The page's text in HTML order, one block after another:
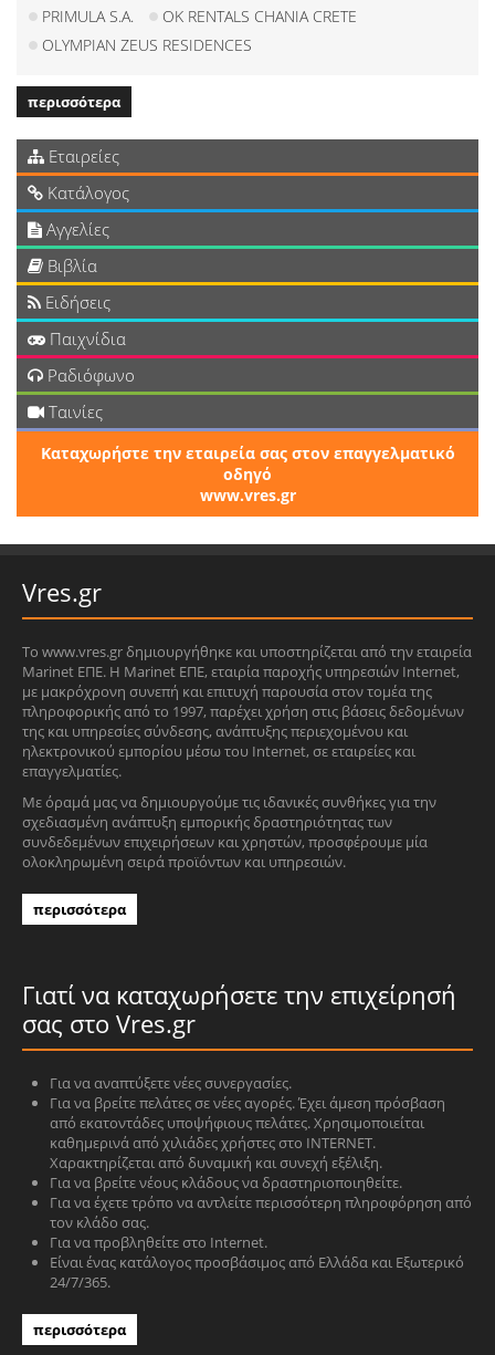
PRIMULA S.A.
OK RENTALS CHANIA CRETE
OLYMPIAN ZEUS RESIDENCES
περισσότερα
Εταιρείες
Κατάλογος
Αγγελίες
Βιβλία
Ειδήσεις
Παιχνίδια
Ραδιόφωνο
Ταινίες
Καταχωρήστε την εταιρεία σας στον επαγγελματικό
οδηγό
www.vres.gr
Vres.gr
Το www.vres.gr δημιουργήθηκε και υποστηρίζεται από την εταιρεία
Marinet ΕΠΕ. Η Marinet ΕΠΕ, εταιρία παροχής υπηρεσιών Internet,
με μακρόχρονη συνεπή και επιτυχή παρουσία στον τομέα της
πληροφορικής από το 1997, παρέχει χρήση στις βάσεις δεδομένων
της και υπηρεσίες σύνδεσης, ανάπτυξης περιεχομένου και
ηλεκτρονικού εμπορίου μέσω του Internet, σε εταιρείες και
επαγγελματίες.
Με όραμά μας να δημιουργούμε τις ιδανικές συνθήκες για την
σχεδιασμένη ανάπτυξη εμπορικής δραστηριότητας των
συνδεδεμένων επιχειρήσεων και χρηστών, προσφέρουμε μία
ολοκληρωμένη σειρά προϊόντων και υπηρεσιών.
περισσότερα
Γιατί να καταχωρήσετε την επιχείρησή
σας στο Vres.gr
Για να αναπτύξετε νέες συνεργασίες.
Για να βρείτε πελάτες σε νέες αγορές. Έχει άμεση πρόσβαση
από εκατοντάδες υποψήφιους πελάτες. Χρησιμοποιείται
καθημερινά από χιλιάδες χρήστες στο INTERNET.
Χαρακτηρίζεται από δυναμική και συνεχή εξέλιξη.
Για να βρείτε νέους κλάδους να δραστηριοποιηθείτε.
Για να έχετε τρόπο να αντλείτε περισσότερη πληροφόρηση από
τον κλάδο σας.
Για να προβληθείτε στο Internet.
Είναι ένας κατάλογος προσβάσιμος από Ελλάδα και Εξωτερικό
24/7/365.
περισσότερα